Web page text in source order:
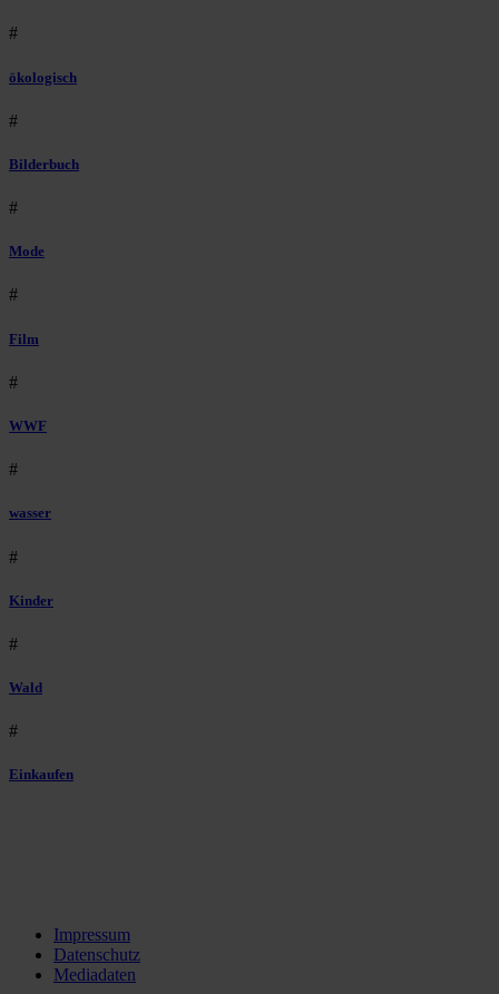
#
ökologisch
#
Bilderbuch
#
Mode
#
Film
#
WWF
#
wasser
#
Kinder
#
Wald
#
Einkaufen
Impressum
Datenschutz
Mediadaten